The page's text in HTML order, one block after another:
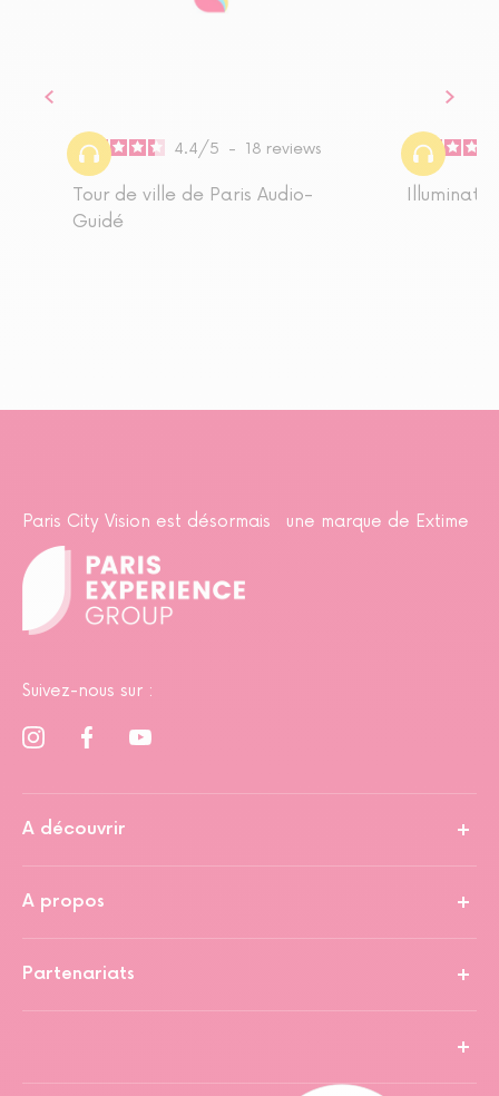
4.4/5 - 18 reviews
Tour de ville de Paris Audio-
Guidé
Paris City Vision est désormais une marque de Extime
Suivez-nous sur :
A découvrir
A propos
Partenariats